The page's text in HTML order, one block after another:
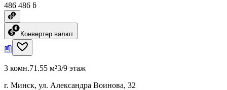
486 486 ƃ
Конвертер валют
3 комн.71.55 м²3/9 этаж
г. Минск, ул. Александра Воинова, 32